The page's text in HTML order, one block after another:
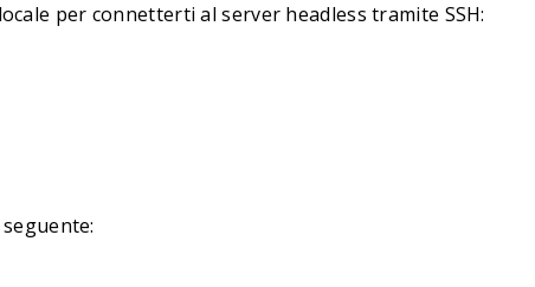
per connetterti al server headless tramite SSH: